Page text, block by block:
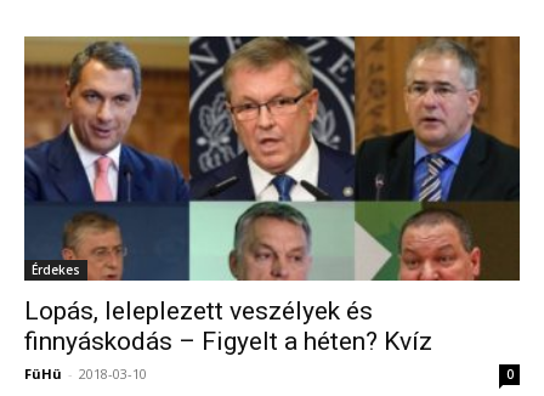
Érdekes
Lopás, leleplezett veszélyek és
finnyáskodás – Figyelt a héten? Kvíz
FüHü - 2018-03-10 0